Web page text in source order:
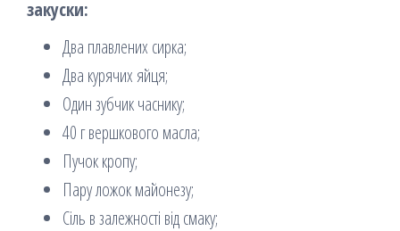
закуски:
Два плавлених сирка;
Два курячих яйця;
Один зубчик часнику;
40 г вершкового масла;
Пучок кропу;
Пару ложок майонезу;
Сіль в залежності від смаку;